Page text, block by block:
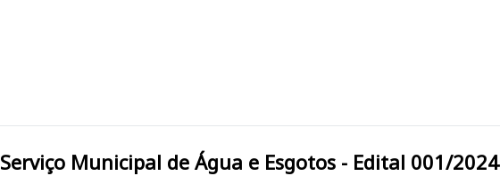
Rio Grande do Sul/RS SEMAE Serviço Municipal de Água e Esgotos - Edital 001/2024